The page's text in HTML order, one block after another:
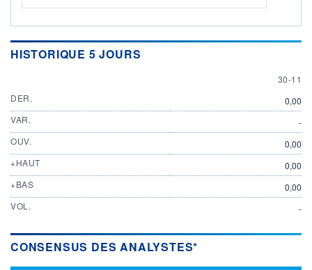
HISTORIQUE 5 JOURS
30
30-11
DER.
0,00
VAR.
-
OUV.
0,00
+HAUT
0,00
+BAS
0,00
VOL.
-
CONSENSUS DES ANALYSTES*